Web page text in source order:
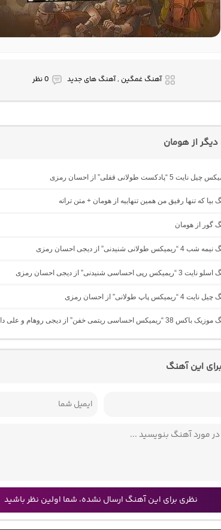
آهنگ غمگین , آهنگ های جدید 0 نظر
از هومان
5 “پادکست طولانی قفلی” از احسان رمزی
بیا که تنها رفیق من همین تنهاییه از هومان + متن تراته
گور از هومان
طولانی شنیدنی” از دیجی احسان رمزی
رپی احساسی شنیدنی” از دیجی احسان رمزی
پاپ طولانی” از احسان رمزی
احساسی ریتمی خفن” از دیجی روهام و علی دامیگو
این آهنگ
نظری برای این آهنگ ارسال نشده، شما اولین نظر باشید